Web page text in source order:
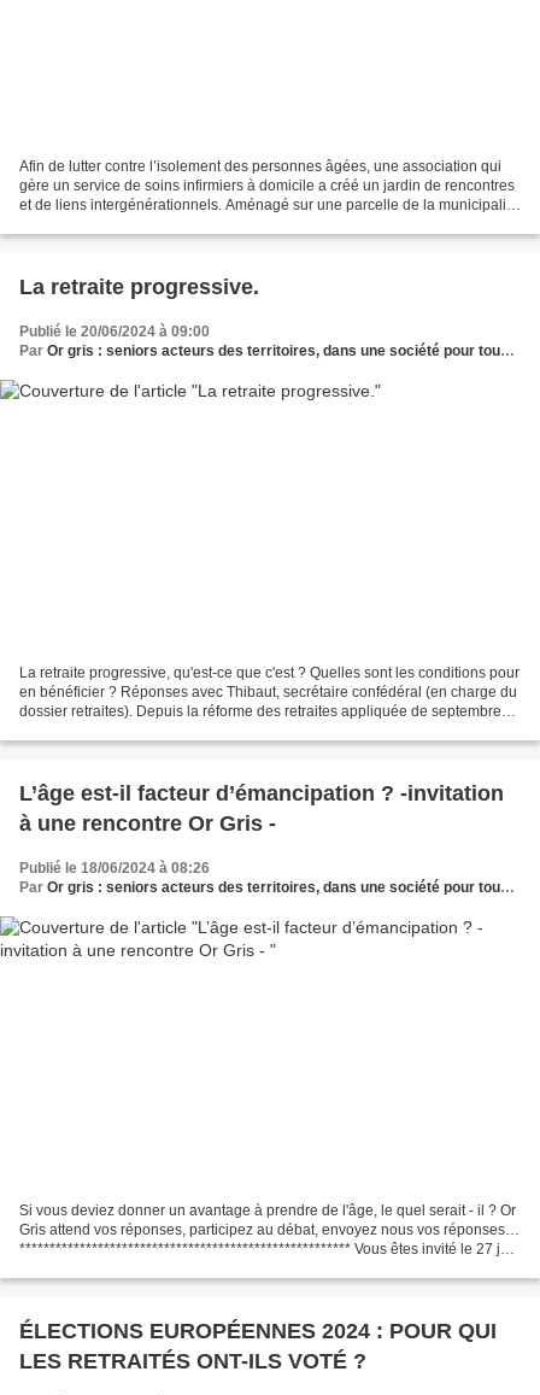
Afin de lutter contre l’isolement des personnes âgées, une association qui
gère un service de soins infirmiers à domicile a créé un jardin de rencontres
et de liens intergénérationnels. Aménagé sur une parcelle de la municipalité
La retraite progressive.
Publié le 20/06/2024 à 09:00
Par Or gris : seniors acteurs des territoires, dans une société pour tous les âges
La retraite progressive, qu'est-ce que c'est ? Quelles sont les conditions pour
en bénéficier ? Réponses avec Thibaut, secrétaire confédéral (en charge du
dossier retraites). Depuis la réforme des retraites appliquée de septembre
L’âge est-il facteur d’émancipation ? -invitation
à une rencontre Or Gris -
Publié le 18/06/2024 à 08:26
Par Or gris : seniors acteurs des territoires, dans une société pour tous les âges
Si vous deviez donner un avantage à prendre de l'âge, le quel serait - il ? Or
Gris attend vos réponses, participez au débat, envoyez nous vos réponses…
******************************************************* Vous êtes invité le 27 juin
ÉLECTIONS EUROPÉENNES 2024 : POUR QUI
LES RETRAITÉS ONT-ILS VOTÉ ?